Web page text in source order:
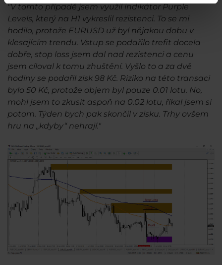
"V tomto případě jsem využil indikátor Purple
Levels, který na H1 vykreslil rezistenci. To se mi
hodilo, protože EURUSD už byl nějakou dobu v
klesajícím trendu. Vstup se podařilo trefit docela
dobře, stop loss jsem dal nad rezistenci a cenu
jsem cíloval k tomu zhuštění. Vyšlo to a za dvě
hodiny se podařil zisk 98 Kč. Riziko na této transaci
bylo 50 Kč, protože objem byl pouze 0.01 lotu. No,
mohl jsem to zkusit aspoň na 0.02 lotu, říkal jsem si
potom. Týden bych pak skončil v zisku. Trhy ovšem
hru na „kdyby“ nehrají."